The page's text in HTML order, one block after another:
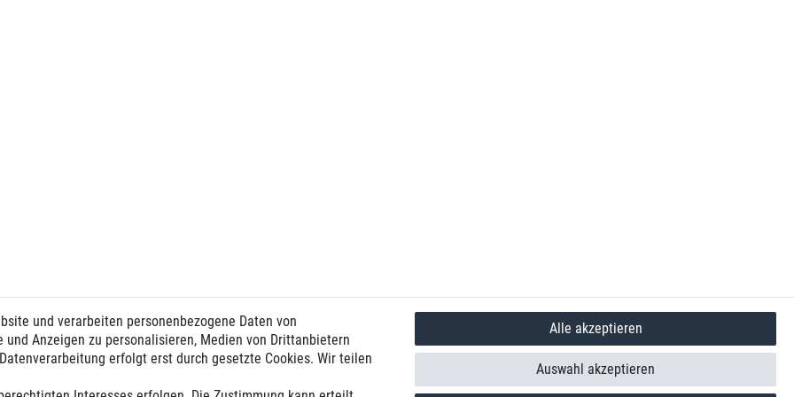
und verarbeiten personenbezogene Daten von
Anzeigen zu personalisieren, Medien von Drittanbietern
erfolgt erst durch gesetzte Cookies. Wir teilen
Alle akzeptieren
Auswahl akzeptieren